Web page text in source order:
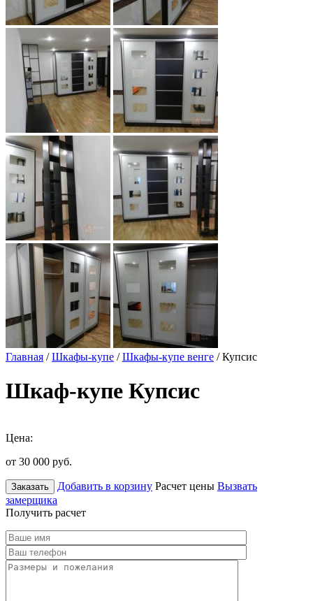
Главная /Шкафы-купе /Шкафы-купе венге / Купсис
Шкаф-купе Купсис
Цена:
от 30 000 руб.
Заказать Добавить в корзину Расчет цены Вызвать
замерщика
Получить расчет